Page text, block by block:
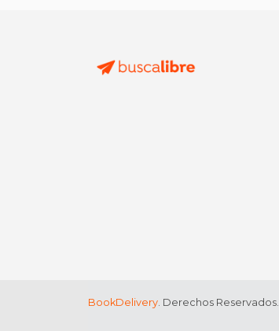
BookDelivery. Derechos Reservados.